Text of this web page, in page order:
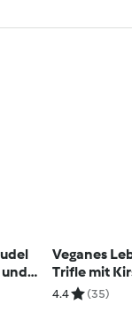
und
Veganes
Trifle mit
4.4 (35)